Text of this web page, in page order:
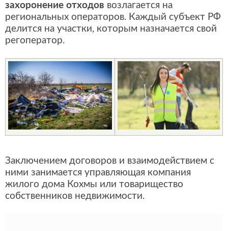
захоронение отходов возлагается на
региональных операторов. Каждый субъект РФ
делится на участки, которым назначается свой
регоператор.
Заключением договоров и взаимодействием с
ними занимается управляющая компания
жилого дома Кохмы или товарищество
собственников недвижимости.